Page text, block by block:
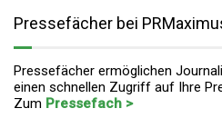
Pressefächer bei
Pressefächer ermöglichen
einen schnellen Zugriff auf Ihre
Zum Pressefach >